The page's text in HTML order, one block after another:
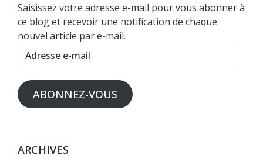
Saisissez votre adresse e-mail pour vous abonner à
ce blog et recevoir une notification de chaque
nouvel article par e-mail.
Adresse
e-
mail
ABONNEZ-VOUS
ARCHIVES